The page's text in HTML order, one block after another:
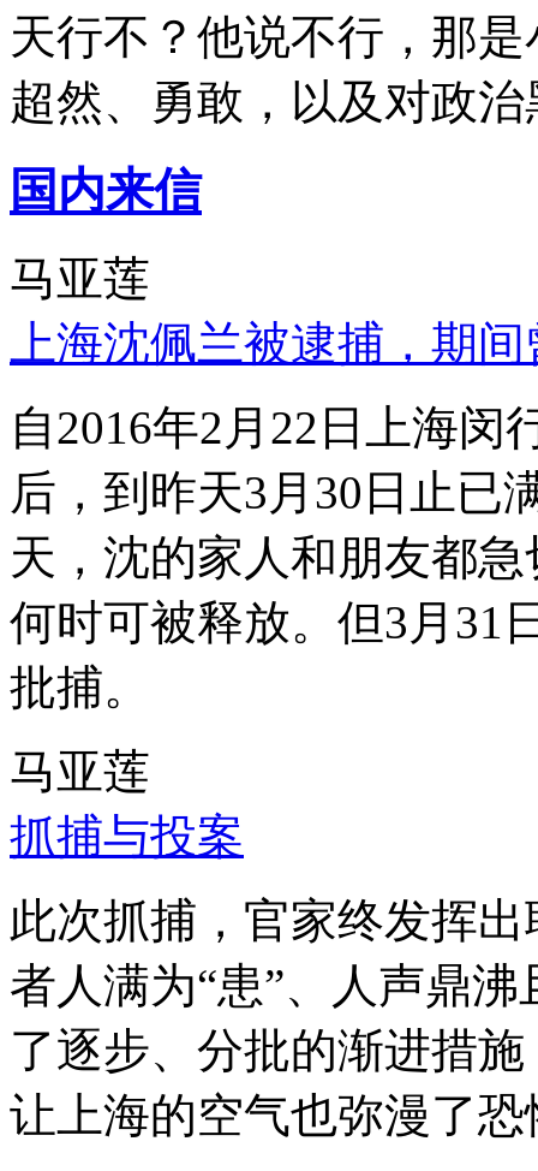
天行不？他说不行，那
超然、勇敢，以及对政
国内来信
马亚莲
上海沈佩兰被逮捕，期
自2016年2月22日上海
后，到昨天3月30日止已
天，沈的家人和朋友都
何时可被释放。但3月31
批捕。
马亚莲
抓捕与投案
此次抓捕，官家终发挥
者人满为“患”、人声鼎
了逐步、分批的渐进措
让上海的空气也弥漫了